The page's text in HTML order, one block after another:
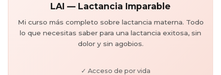
LAI — Lactancia Imparable
Mi curso más completo sobre lactancia materna. Todo
lo que necesitas saber para una lactancia exitosa, sin
dolor y sin agobios.
✓ Acceso de por vida